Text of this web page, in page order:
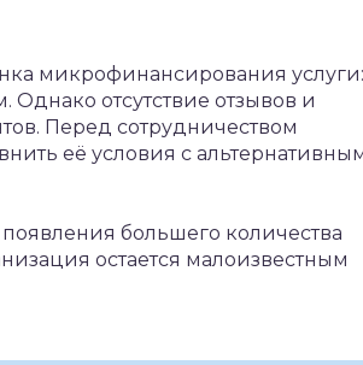
микрофинансирования услуги:
отсутствие отзывов и
Перед сотрудничеством
её условия с
большего количества
остается малоизвестным